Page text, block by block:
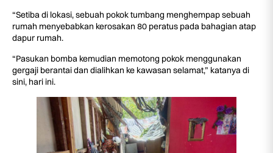
“Setiba di lokasi, sebuah pokok tumbang menghempap sebuah
rumah menyebabkan kerosakan 80 peratus pada bahagian atap
dapur rumah.
“Pasukan bomba kemudian memotong pokok menggunakan
gergaji berantai dan dialihkan ke kawasan selamat,” katanya di
sini, hari ini.